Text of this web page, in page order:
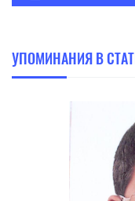
УПОМИНАНИЯ В